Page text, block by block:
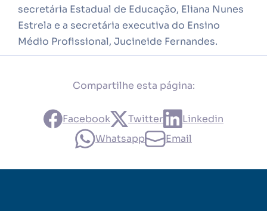
secretária Estadual de Educação, Eliana Nunes
Estrela e a secretária executiva do Ensino
Médio Profissional, Jucineide Fernandes.
Compartilhe esta página:
Facebook Twitter
Linkedin
Whatsapp
Email